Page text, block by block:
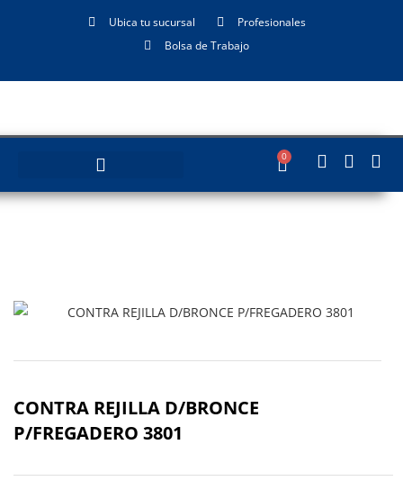
Ubica tu sucursal
Profesionales
Bolsa de Trabajo
0
CONTRA REJILLA D/BRONCE
P/FREGADERO 3801